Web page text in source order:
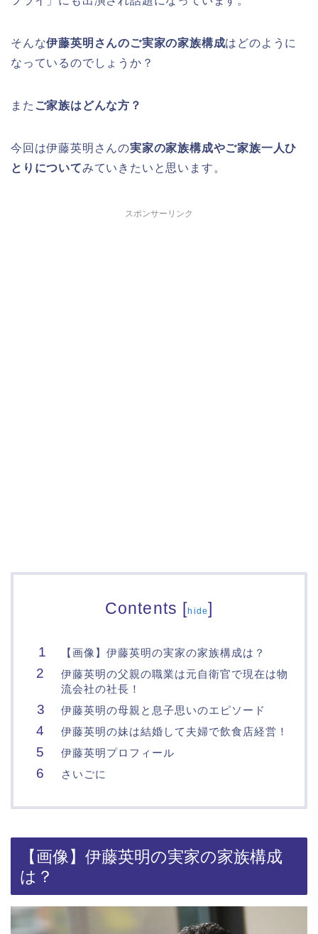
そんな伊藤英明さんのご実家の家族構成はどのように
なっているのでしょうか？
また ご家族はどんな方？
今回は伊藤英明さんの実家の家族構成やご家族一人ひ
とりについてみていきたいと思います。
スポンサーリンク
Contents [hide]
【画像】伊藤英明の実家の家族構成は？
伊藤英明の父親の職業は元自衛官で現在は物
流会社の社長！
伊藤英明の母親と息子思いのエピソード
伊藤英明の妹は結婚して夫婦で飲食店経営！
伊藤英明プロフィール
さいごに
【画像】伊藤英明の実家の家族構成
は？